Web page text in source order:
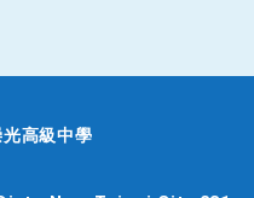
高級中學